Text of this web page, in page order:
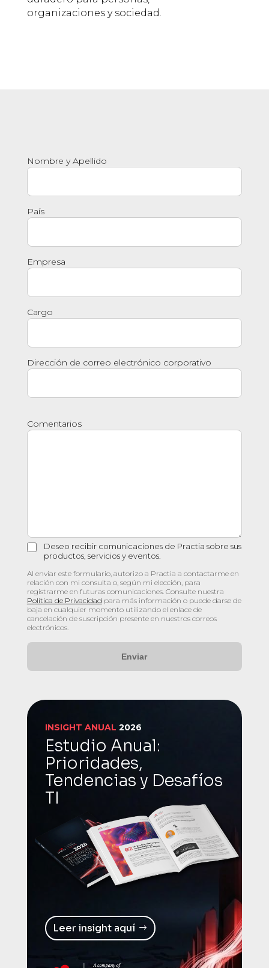
organizaciones y sociedad.
Nombre y Apellido
País
Empresa
Cargo
Dirección de correo electrónico corporativo
Comentarios
Deseo recibir comunicaciones de Practia sobre sus
productos, servicios y eventos.
Al enviar este formulario, autorizo a Practia a contactarme en
relación con mi consulta o, según mi elección, para
registrarme en futuras comunicaciones. Consulte nuestra
Política de Privacidad para más información o puede darse de
baja en cualquier momento utilizando el enlace de
cancelación de suscripción presente en nuestros correos
electrónicos.
INSIGHT ANUAL 2026
Estudio Anual:
Prioridades,
Tendencias y Desafíos
TI
Leer insight aquí